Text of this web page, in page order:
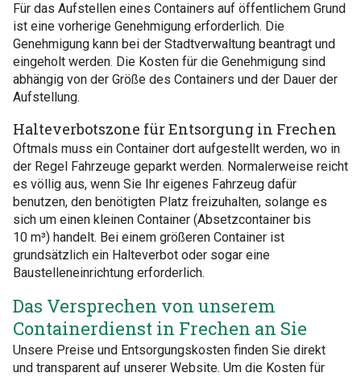
Für das Aufstellen eines Containers auf öffentlichem Grund
ist eine vorherige Genehmigung erforderlich. Die
Genehmigung kann bei der Stadtverwaltung beantragt und
eingeholt werden. Die Kosten für die Genehmigung sind
abhängig von der Größe des Containers und der Dauer der
Aufstellung.
Halteverbotszone für Entsorgung in Frechen
Oftmals muss ein Container dort aufgestellt werden, wo in
der Regel Fahrzeuge geparkt werden. Normalerweise reicht
es völlig aus, wenn Sie Ihr eigenes Fahrzeug dafür
benutzen, den benötigten Platz freizuhalten, solange es
sich um einen kleinen Container (Absetzcontainer bis
10 m³) handelt. Bei einem größeren Container ist
grundsätzlich ein Halteverbot oder sogar eine
Baustelleneinrichtung erforderlich.
Das Versprechen von unserem
Containerdienst in Frechen an Sie
Unsere Preise und Entsorgungskosten finden Sie direkt
und transparent auf unserer Website. Um die Kosten für